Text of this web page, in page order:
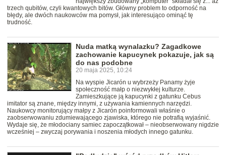
trzech qubitów, czyli kwantowych bitów. Główny problem to odporność na
błędy, ale dwóch naukowców ma pomysł, jak interesująco ominąć tę
trudność.
Nuda matką wynalazku? Zagadkowe
zachowanie kapucynek pokazuje, jak są
do nas podobne
20 maja 2025, 10:24
Na wyspie Jicarón u wybrzeży Panamy żyje
społeczność małp o niezwykłej kulturze.
Zamieszkujące ją kapucynki z gatunku Cebus
imitator są znane, między innymi, z używania kamiennych narzędzi.
Naukowcy monitorujący małpy z Jicarón poinformowali właśnie o
zaobserwowaniu zdumiewającego zjawiska, którego nie potrafią wyjaśnić.
Wydaje się, że młodociany samiec zapoczątkował – nieobserwowany nigdzie
wcześniej – zwyczaj porywania i noszenia młodych innego gatunku.